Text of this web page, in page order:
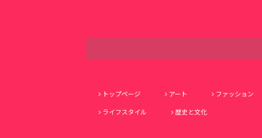
トップページ
アート ファッション
ライフスタイル
歴史と文化